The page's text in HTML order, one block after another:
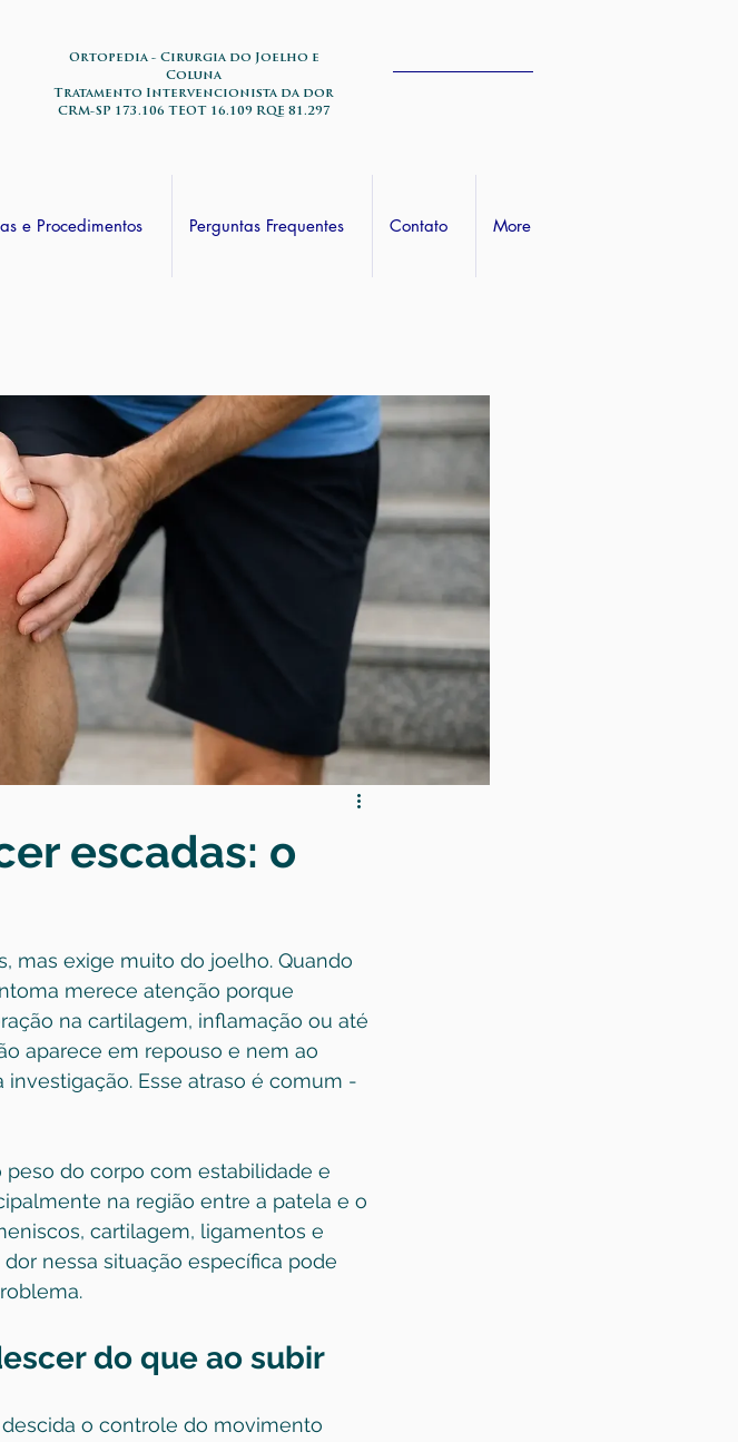
Ortopedia - Cirurgia do Joelho e
Coluna
Tratamento Intervencionista da dor
CRM-SP 173.106 TEOT 16.109 RQE 81.297
e Procedimentos Perguntas Frequentes Contato More
escadas: o
mas exige muito do joelho. Quando
merece atenção porque
na cartilagem, inflamação ou até
aparece em repouso e nem ao
Esse atraso é comum -
do corpo com estabilidade e
na região entre a patela e o
cartilagem, ligamentos e
nessa situação específica pode
do que ao subir
o controle do movimento